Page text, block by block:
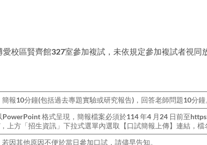
校區賢齊館327室參加複試，未依規定參加複試者視同
報10分鐘(包括過去專題實驗或研究報告)，回答老師問題10分鐘
格式呈現，簡報檔案必須於114 年4 月24 日前至
上方「招生資訊」下拉式選單內選取【口試簡報上傳】連結，檔
因其他原因不便於當日參加口試，請儘早告知。